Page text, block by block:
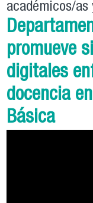
académicos/
promueve
digitales
docencia
Básica